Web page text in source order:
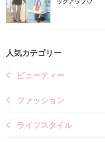
ックアップ♡
人気カテゴリー
ビューティー
ファッション
ライフスタイル